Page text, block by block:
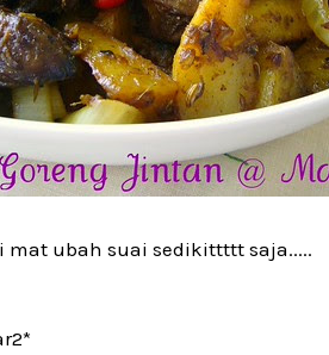
mat ubah suai sedikittttt saja.....